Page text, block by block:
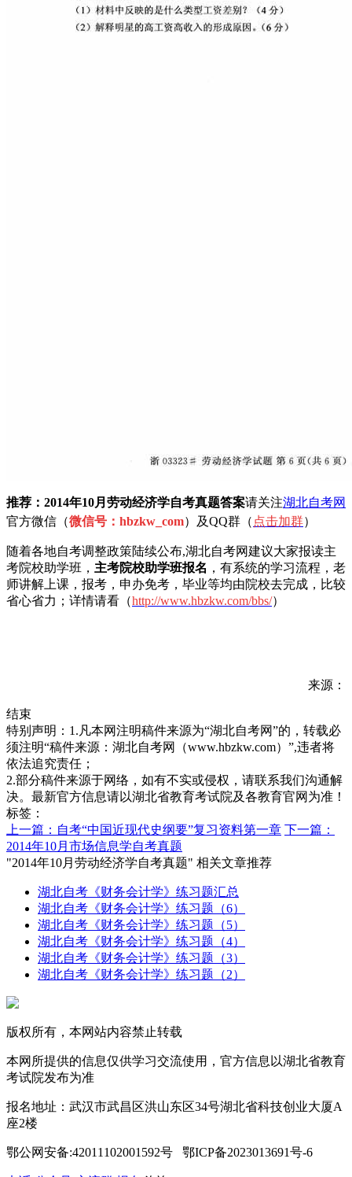
推荐：2014年10月劳动经济学自考真题答案请关注湖北自考网
官方微信（微信号：hbzkw_com）及QQ群（ 点击加群）
随着各地自考调整政策陆续公布,湖北自考网建议大家报读主
考院校助学班， 主考院校助学班报名 ，有系统的学习流程，老
师讲解上课，报考，申办免考，毕业等均由院校去完成，比较
省心省力；详情请看（http://www.hbzkw.com/bbs/）
来源：
结束
特别声明：1.凡本网注明稿件来源为“湖北自考网”的，转载必
须注明“稿件来源：湖北自考网（www.hbzkw.com）”,违者将
依法追究责任；
2.部分稿件来源于网络，如有不实或侵权，请联系我们沟通解
决。最新官方信息请以湖北省教育考试院及各教育官网为准！
标签：
上一篇：自考“中国近现代史纲要”复习资料第一章 下一篇：
2014年10月市场信息学自考真题
"2014年10月劳动经济学自考真题" 相关文章推荐
湖北自考《财务会计学》练习题汇总
湖北自考《财务会计学》练习题（6）
湖北自考《财务会计学》练习题（5）
湖北自考《财务会计学》练习题（4）
湖北自考《财务会计学》练习题（3）
湖北自考《财务会计学》练习题（2）
版权所有，本网站内容禁止转载
本网所提供的信息仅供学习交流使用，官方信息以湖北省教育
考试院发布为准
报名地址：武汉市武昌区洪山东区34号湖北省科技创业大厦A
座2楼
鄂公网安备:42011102001592号 鄂ICP备2023013691号-6